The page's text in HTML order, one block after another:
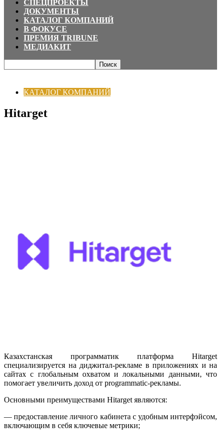
СПЕЦПРОЕКТЫ
ДОКУМЕНТЫ
КАТАЛОГ КОМПАНИЙ
В ФОКУСЕ
ПРЕМИЯ TRIBUNE
МЕДИАКИТ
КАТАЛОГ КОМПАНИЙ
Hitarget
Казахстанская программатик платформа Hitarget
специализируется на диджитал-рекламе в приложениях и на
сайтах с глобальным охватом и локальными данными, что
помогает увеличить доход от programmatic-рекламы.
Основными преимуществами Hitarget являются:
— предоставление личного кабинета с удобным интерфэйсом,
включающим в себя ключевые метрики;